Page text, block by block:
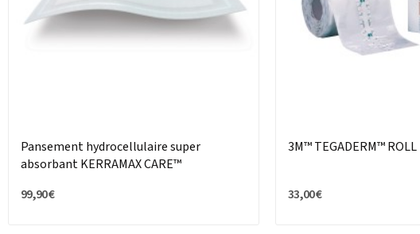
Pansement hydrocellulaire super
absorbant KERRAMAX CARE™
99,90 €
3M™ TEGADERM™ ROLL
33,00 €